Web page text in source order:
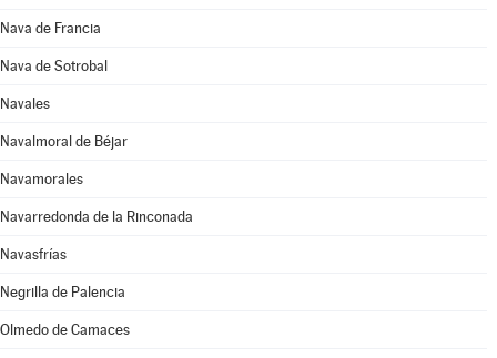
Nava de Francia
Nava de Sotrobal
Navales
Navalmoral de Béjar
Navamorales
Navarredonda de la Rinconada
Navasfrías
Negrilla de Palencia
Olmedo de Camaces